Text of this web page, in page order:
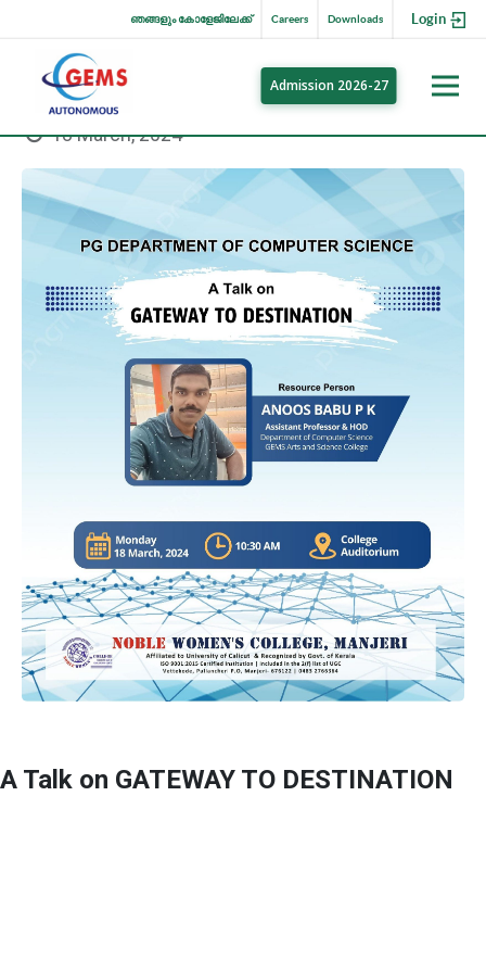
Login
Downloads
Careers
ഞങ്ങളും കോളേജിലേക്ക്
Admission 2026-27
A Talk on GATEWAY TO DESTINATION
18 March, 2024